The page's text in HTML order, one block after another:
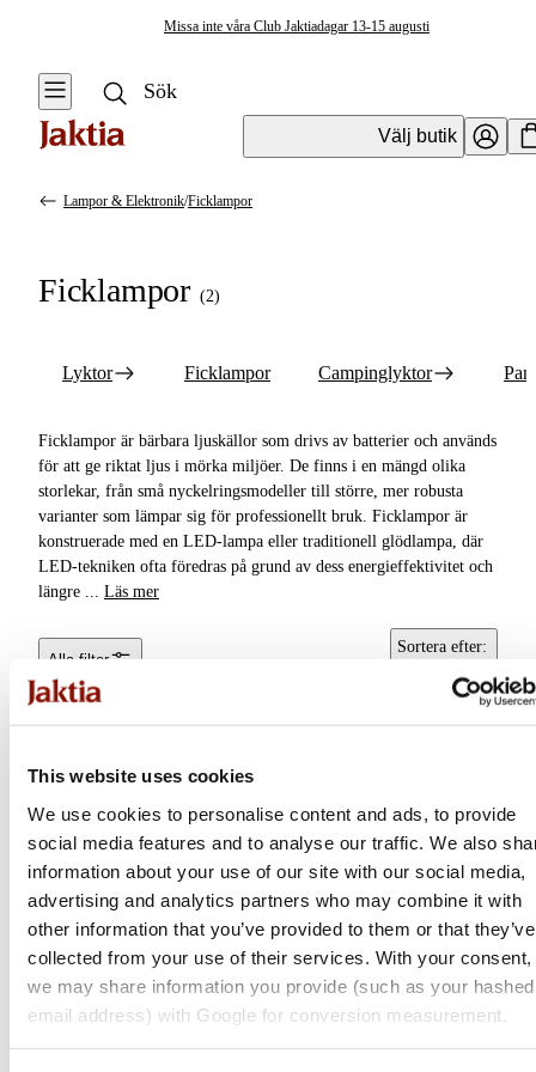
This website uses cookies
We use cookies to personalise content and ads, to provide
social media features and to analyse our traffic. We also
information about your use of our site with our social media,
advertising and analytics partners who may combine it with
other information that you’ve provided to them or that they’ve
collected from your use of their services. With your consent,
we may share information you provide (such as your hashed
email address) with Google for conversion measurement.
Missa inte våra Club Jaktiadagar 13-15 augusti
Välj butik
Lyktor
Pannlampor
Ficklampor
Lampor & Elektronik/Ficklampor
Ficklampor (2)
Lyktor Ficklampor Campinglyktor
Ficklampor är bärbara ljuskällor som drivs av batterier och används
för att ge riktat ljus i mörka miljöer. De finns i en mängd olika
storlekar, från små nyckelringsmodeller till större, mer robusta
varianter som lämpar sig för professionellt bruk. Ficklampor är
konstruerade med en LED-lampa eller traditionell glödlampa, där
LED-tekniken ofta föredras på grund av dess energieffektivitet och
längre ... Läs mer
Alla filter
Sortera efter:
Ledlenser
P7R
Ledlenser
P7 Core